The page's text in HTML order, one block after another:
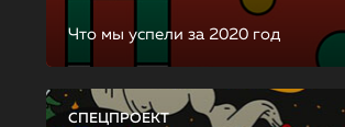
Что мы успели за 2020 год
СПЕЦПРОЕКТ